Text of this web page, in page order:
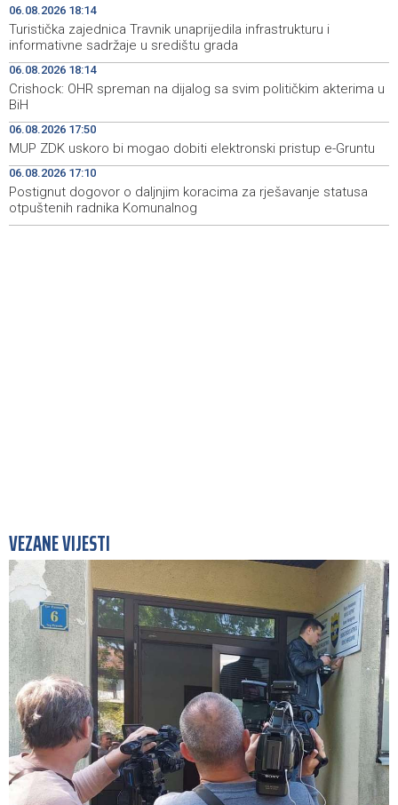
Livna
19:45
Novi Travnik receives first direct EU funding for UNESCO
19:33
Crishock: OHR maintains an open dialogue with all
political stakeholders in BiH
19:32
Velika nagrada Britanije ostaje u MotoGP kalendaru do
2028. godine
19:29
Španska krajnja ljevica i desnica ujedinjene protiv
Maroka kao suorganizatora SP 2030.
06.08.2026 18:14
Turistička zajednica Travnik unaprijedila infrastrukturu i
informativne sadržaje u središtu grada
06.08.2026 18:14
Crishock: OHR spreman na dijalog sa svim političkim akterima u
BiH
06.08.2026 17:50
MUP ZDK uskoro bi mogao dobiti elektronski pristup e-Gruntu
06.08.2026 17:10
Postignut dogovor o daljnjim koracima za rješavanje statusa
otpuštenih radnika Komunalnog
VEZANE VIJESTI